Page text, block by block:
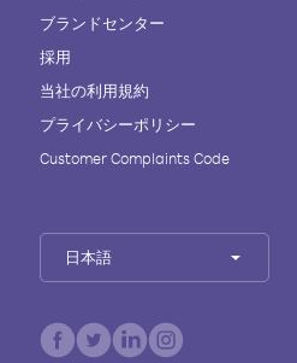
ブランドセンター
採用
当社の利用規約
プライバシーポリシー
Customer Complaints Code
日本語